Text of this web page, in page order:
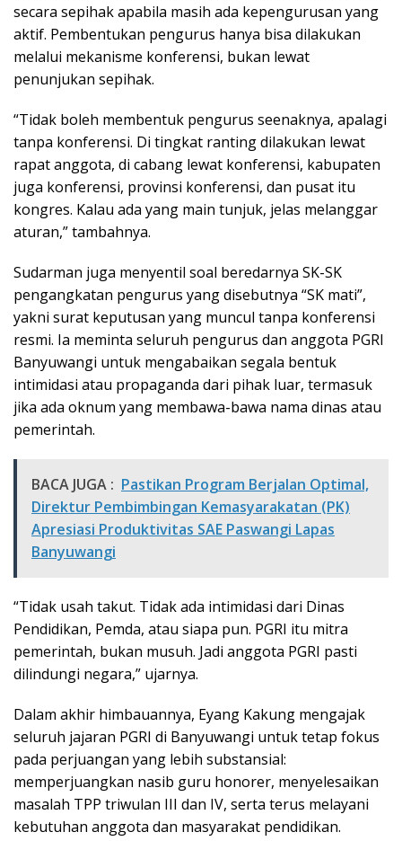
secara sepihak apabila masih ada kepengurusan yang
aktif. Pembentukan pengurus hanya bisa dilakukan
melalui mekanisme konferensi, bukan lewat
penunjukan sepihak.
“Tidak boleh membentuk pengurus seenaknya, apalagi
tanpa konferensi. Di tingkat ranting dilakukan lewat
rapat anggota, di cabang lewat konferensi, kabupaten
juga konferensi, provinsi konferensi, dan pusat itu
kongres. Kalau ada yang main tunjuk, jelas melanggar
aturan,” tambahnya.
Sudarman juga menyentil soal beredarnya SK-SK
pengangkatan pengurus yang disebutnya “SK mati”,
yakni surat keputusan yang muncul tanpa konferensi
resmi. Ia meminta seluruh pengurus dan anggota PGRI
Banyuwangi untuk mengabaikan segala bentuk
intimidasi atau propaganda dari pihak luar, termasuk
jika ada oknum yang membawa-bawa nama dinas atau
pemerintah.
BACA JUGA : Pastikan Program Berjalan Optimal,
Direktur Pembimbingan Kemasyarakatan (PK)
Apresiasi Produktivitas SAE Paswangi Lapas
Banyuwangi
“Tidak usah takut. Tidak ada intimidasi dari Dinas
Pendidikan, Pemda, atau siapa pun. PGRI itu mitra
pemerintah, bukan musuh. Jadi anggota PGRI pasti
dilindungi negara,” ujarnya.
Dalam akhir himbauannya, Eyang Kakung mengajak
seluruh jajaran PGRI di Banyuwangi untuk tetap fokus
pada perjuangan yang lebih substansial:
memperjuangkan nasib guru honorer, menyelesaikan
masalah TPP triwulan III dan IV, serta terus melayani
kebutuhan anggota dan masyarakat pendidikan.